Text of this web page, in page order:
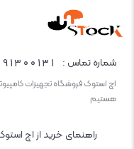
شماره تماس :
اچ استوک فروشگاه تجهیزات
هستیم
راهنمای خرید از اچ